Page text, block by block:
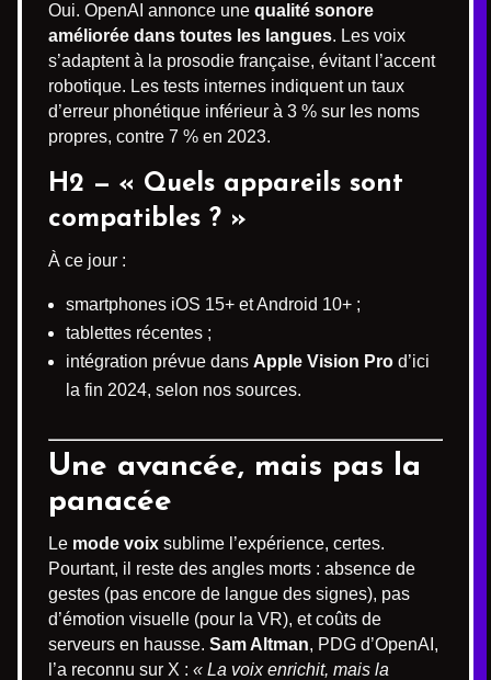
Oui. OpenAI annonce une qualité sonore
améliorée dans toutes les langues. Les voix
s’adaptent à la prosodie française, évitant l’accent
robotique. Les tests internes indiquent un taux
d’erreur phonétique inférieur à 3 % sur les noms
propres, contre 7 % en 2023.
H2 — « Quels appareils sont
compatibles ? »
À ce jour :
smartphones iOS 15+ et Android 10+ ;
tablettes récentes ;
intégration prévue dans Apple Vision Pro d’ici
la fin 2024, selon nos sources.
Une avancée, mais pas la
panacée
Le mode voix sublime l’expérience, certes.
Pourtant, il reste des angles morts : absence de
gestes (pas encore de langue des signes), pas
d’émotion visuelle (pour la VR), et coûts de
serveurs en hausse. Sam Altman, PDG d’OpenAI,
l’a reconnu sur X : « La voix enrichit, mais la